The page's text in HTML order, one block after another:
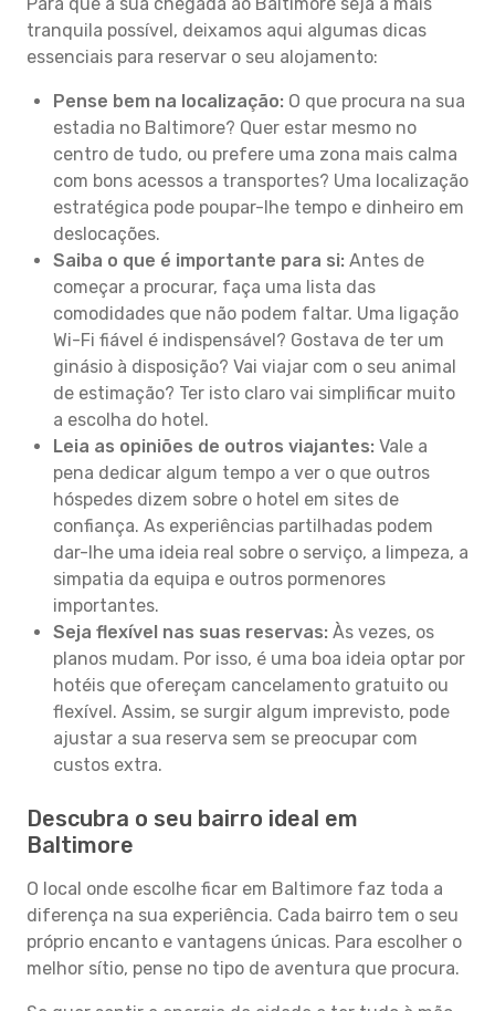
tranquila possível, deixamos aqui algumas dicas
essenciais para reservar o seu alojamento:
Pense bem na localização: O que procura na sua
estadia no Baltimore? Quer estar mesmo no
centro de tudo, ou prefere uma zona mais calma
com bons acessos a transportes? Uma localização
estratégica pode poupar-lhe tempo e dinheiro em
deslocações.
Saiba o que é importante para si: Antes de
começar a procurar, faça uma lista das
comodidades que não podem faltar. Uma ligação
Wi-Fi fiável é indispensável? Gostava de ter um
ginásio à disposição? Vai viajar com o seu animal
de estimação? Ter isto claro vai simplificar muito
a escolha do hotel.
Leia as opiniões de outros viajantes: Vale a
pena dedicar algum tempo a ver o que outros
hóspedes dizem sobre o hotel em sites de
confiança. As experiências partilhadas podem
dar-lhe uma ideia real sobre o serviço, a limpeza, a
simpatia da equipa e outros pormenores
importantes.
Seja flexível nas suas reservas: Às vezes, os
planos mudam. Por isso, é uma boa ideia optar por
hotéis que ofereçam cancelamento gratuito ou
flexível. Assim, se surgir algum imprevisto, pode
ajustar a sua reserva sem se preocupar com
custos extra.
Descubra o seu bairro ideal em
Baltimore
O local onde escolhe ficar em Baltimore faz toda a
diferença na sua experiência. Cada bairro tem o seu
próprio encanto e vantagens únicas. Para escolher o
melhor sítio, pense no tipo de aventura que procura.